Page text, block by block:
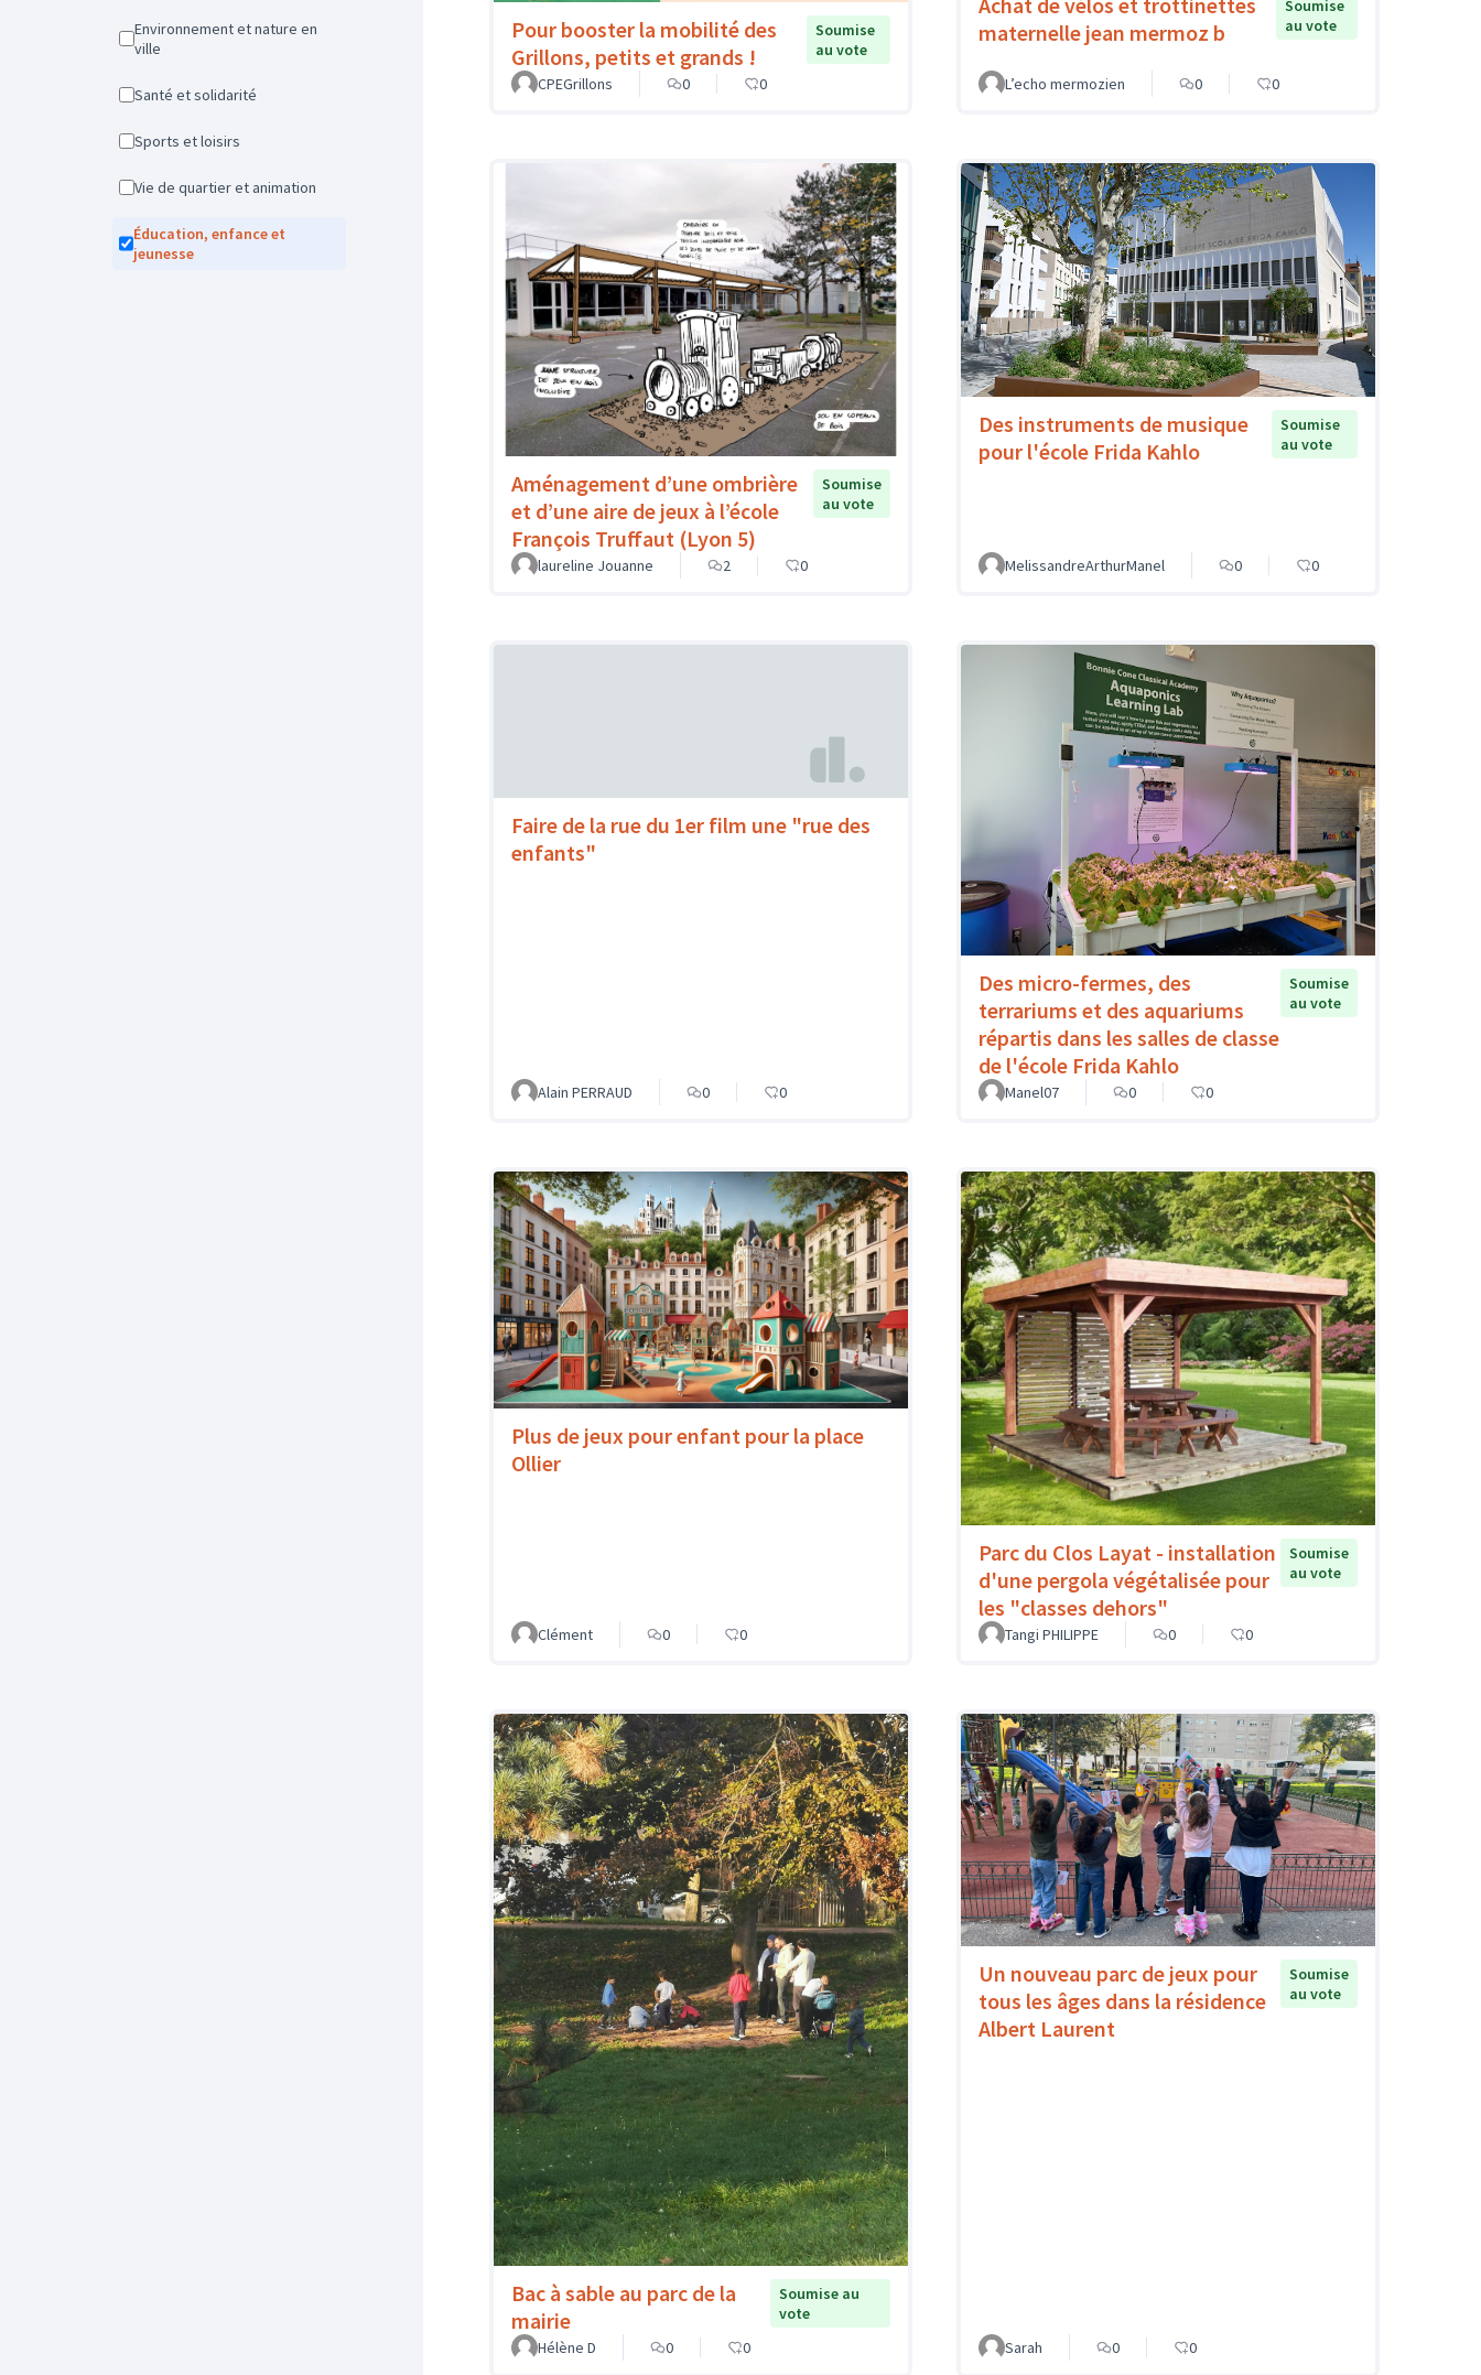
Environnement et nature en
ville
Santé et solidarité
Sports et loisirs
Vie de quartier et animation
Éducation, enfance et
jeunesse
Pour booster la mobilité des
Grillons, petits et grands !
Soumise
au vote
CPEGrillons
0 0
maternelle jean mermoz b
Soumise
au vote
L’echo mermozien 0 0
Aménagement d’une ombrière
et d’une aire de jeux à l’école
François Truffaut (Lyon 5)
Soumise
au vote
laureline Jouanne 2 0
Des instruments de musique
pour l'école Frida Kahlo
Soumise
au vote
MelissandreArthurManel 0 0
Faire de la rue du 1er film une "rue des
enfants"
Alain PERRAUD 0 0
Des micro-fermes, des
terrariums et des aquariums
répartis dans les salles de classe
de l'école Frida Kahlo
Soumise
au vote
Manel07 0 0
Plus de jeux pour enfant pour la place
Ollier
Clément 0 0
Parc du Clos Layat - installation
d'une pergola végétalisée pour
les "classes dehors"
Soumise
au vote
Tangi PHILIPPE 0 0
Bac à sable au parc de la
mairie
Soumise au
vote
Hélène D
0 0
Un nouveau parc de jeux pour
tous les âges dans la résidence
Albert Laurent
Soumise
au vote
Sarah 0 0